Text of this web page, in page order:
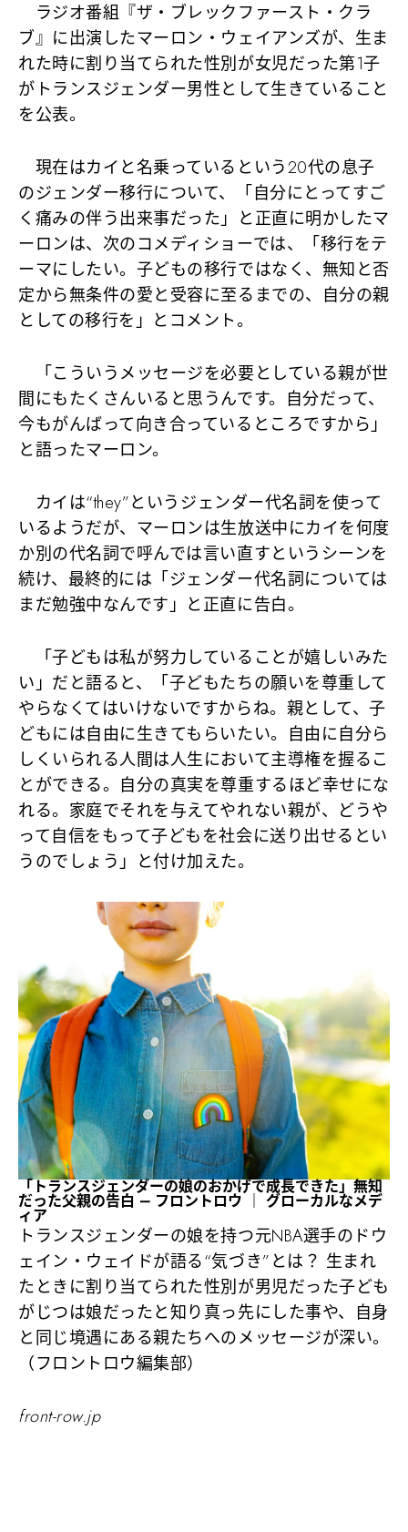
ラジオ番組『ザ・ブレックファースト・クラ
ブ』に出演したマーロン・ウェイアンズが、生ま
れた時に割り当てられた性別が女児だった第1子
がトランスジェンダー男性として生きていること
を公表。
現在はカイと名乗っているという20代の息子
のジェンダー移行について、「自分にとってすご
く痛みの伴う出来事だった」と正直に明かしたマ
ーロンは、次のコメディショーでは、「移行をテ
ーマにしたい。子どもの移行ではなく、無知と否
定から無条件の愛と受容に至るまでの、自分の親
としての移行を」とコメント。
「こういうメッセージを必要としている親が世
間にもたくさんいると思うんです。自分だって、
今もがんばって向き合っているところですから」
と語ったマーロン。
カイは“they”というジェンダー代名詞を使って
いるようだが、マーロンは生放送中にカイを何度
か別の代名詞で呼んでは言い直すというシーンを
続け、最終的には「ジェンダー代名詞については
まだ勉強中なんです」と正直に告白。
「子どもは私が努力していることが嬉しいみた
い」だと語ると、「子どもたちの願いを尊重して
やらなくてはいけないですからね。親として、子
どもには自由に生きてもらいたい。自由に自分ら
しくいられる人間は人生において主導権を握るこ
とができる。自分の真実を尊重するほど幸せにな
れる。家庭でそれを与えてやれない親が、どうや
って自信をもって子どもを社会に送り出せるとい
うのでしょう」と付け加えた。
「トランスジェンダーの娘のおかげで成長できた」無知
だった父親の告白 – フロントロウ ｜ グローカルなメデ
ィア
トランスジェンダーの娘を持つ元NBA選手のドウ
ェイン・ウェイドが語る“気づき”とは？ 生まれ
たときに割り当てられた性別が男児だった子ども
がじつは娘だったと知り真っ先にした事や、自身
と同じ境遇にある親たちへのメッセージが深い。
（フロントロウ編集部）
front-row.jp